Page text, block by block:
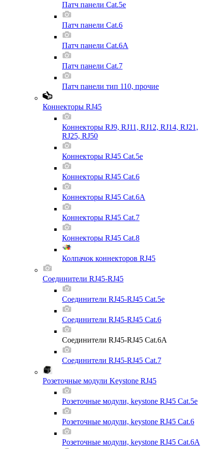
Патч панели Cat.5e
Патч панели Cat.6
Патч панели Cat.6A
Патч панели Cat.7
Патч панели тип 110, прочие
Коннекторы RJ45
Коннекторы RJ9, RJ11, RJ12, RJ14, RJ21,
RJ25, RJ50
Коннекторы RJ45 Cat.5e
Коннекторы RJ45 Cat.6
Коннекторы RJ45 Cat.6A
Коннекторы RJ45 Cat.7
Коннекторы RJ45 Cat.8
Колпачок коннекторов RJ45
Соединители RJ45-RJ45
Соединители RJ45-RJ45 Cat.5e
Соединители RJ45-RJ45 Cat.6
Соединители RJ45-RJ45 Cat.6A
Соединители RJ45-RJ45 Cat.7
Розеточные модули Keystone RJ45
Розеточные модули, keystone RJ45 Cat.5e
Розеточные модули, keystone RJ45 Cat.6
Розеточные модули, keystone RJ45 Cat.6A